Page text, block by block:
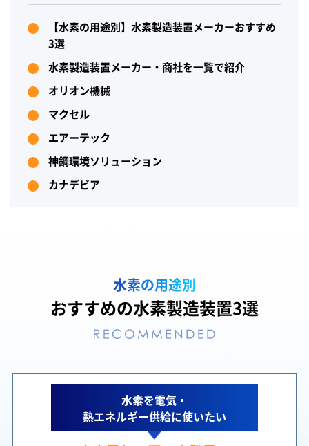
【水素の用途別】水素製造装置メーカーおすすめ
3選
水素製造装置メーカー・商社を一覧で紹介
オリオン機械
マクセル
エアーテック
神鋼環境ソリューション
カナデビア
水素の用途別
おすすめの水素製造装置3選
水素を電気・
熱エネルギー供給に使いたい